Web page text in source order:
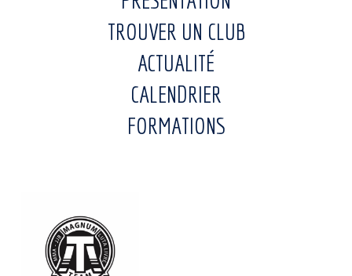
TROUVER UN CLUB
ACTUALITÉ
CALENDRIER
FORMATIONS